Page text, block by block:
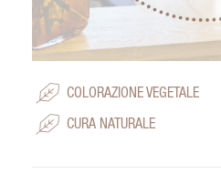
COLORAZIONE VEGETALE
CURA NATURALE